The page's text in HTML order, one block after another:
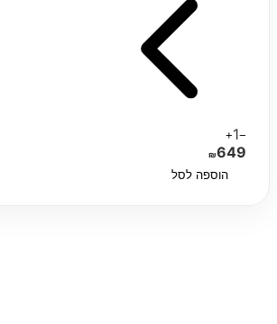
−
1
+
₪649
הוספה לסל